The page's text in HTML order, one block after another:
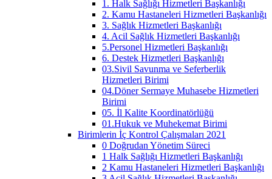
1. Halk Sağlığı Hizmetleri Başkanlığı
2. Kamu Hastaneleri Hizmetleri Başkanlığı
3. Sağlık Hizmetleri Başkanlığı
4. Acil Sağlık Hizmetleri Başkanlığı
5.Personel Hizmetleri Başkanlığı
6. Destek Hizmetleri Başkanlığı
03.Sivil Savunma ve Seferberlik
Hizmetleri Birimi
04.Döner Sermaye Muhasebe Hizmetleri
Birimi
05. İl Kalite Koordinatörlüğü
01.Hukuk ve Muhekemat Birimi
Birimlerin İç Kontrol Çalışmaları 2021
0 Doğrudan Yönetim Süreci
1 Halk Sağlığı Hizmetleri Başkanlığı
2 Kamu Hastaneleri Hizmetleri Başkanlığı